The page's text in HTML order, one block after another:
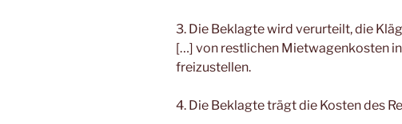
3. Die Beklagte wird verurteilt, die
[…] von restlichen Mietwagenkosten
freizustellen.
4. Die Beklagte trägt die Kosten des